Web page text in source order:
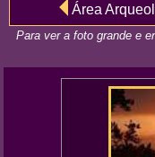
Área
Para ver a foto grande e